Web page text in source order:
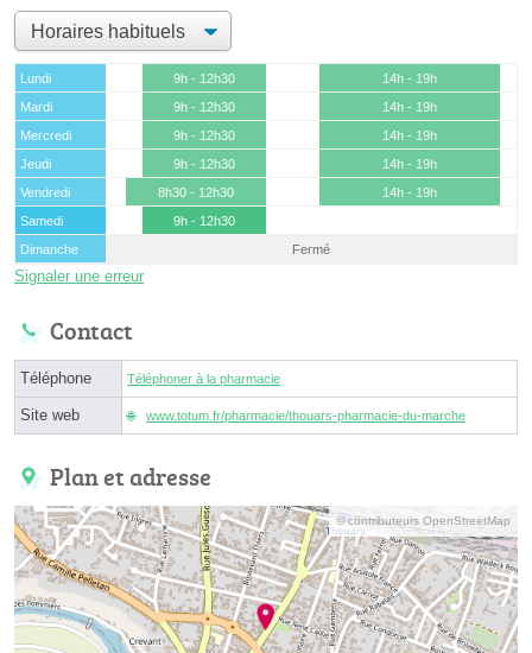
Lundi 9h - 12h30
14h - 19h
Mardi
9h - 12h30
14h - 19h
Mercredi
9h - 12h30
14h - 19h
Jeudi
9h - 12h30
14h - 19h
Vendredi
8h30 - 12h30
14h - 19h
Samedi
9h - 12h30
Dimanche
Fermé
Signaler une erreur
Contact
Téléphone Téléphoner à la pharmacie
Site web www.totum.fr/pharmacie/thouars-pharmacie-du-marche
Plan et adresse
© contributeurs OpenStreetMap